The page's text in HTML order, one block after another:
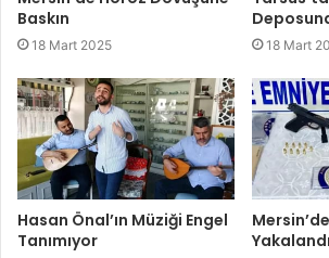
Baskın
18 Mart 2025 18 Mart
Hasan Önal’ın Müziği Engel
Tanımıyor
Yakalandı